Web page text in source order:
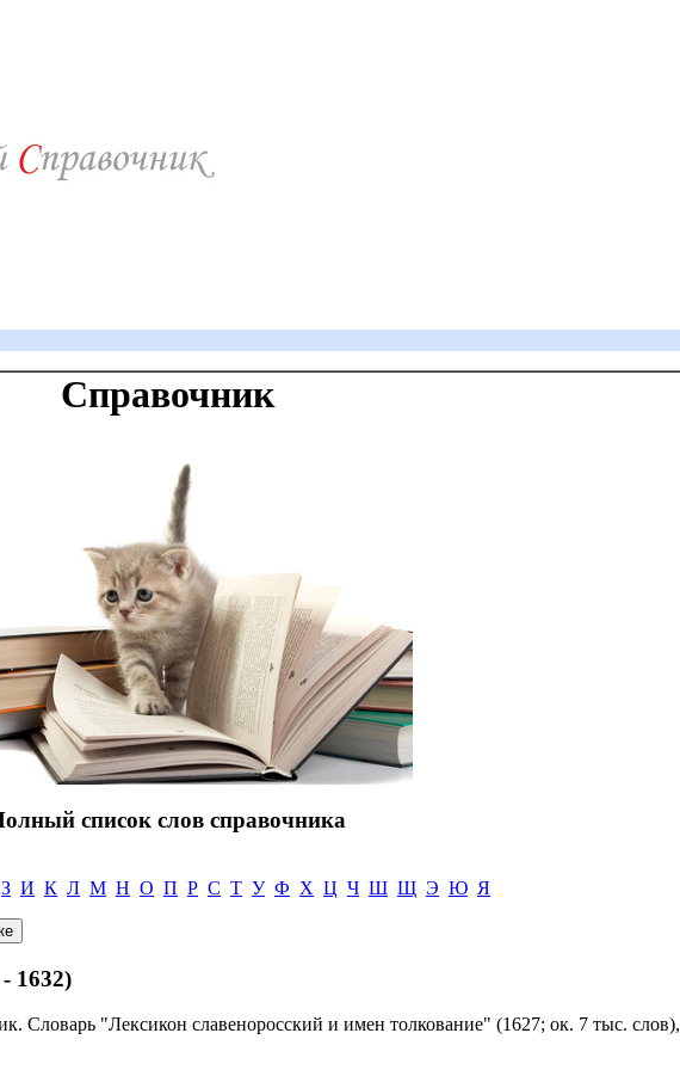
Справочник
список слов справочника
З И К Л М Н О П Р С Т У Ф Х Ц Ч Ш Щ Э Ю Я
1632)
Словарь "Лексикон славеноросский и имен толкование" (1627; ок. 7 тыс. слов),